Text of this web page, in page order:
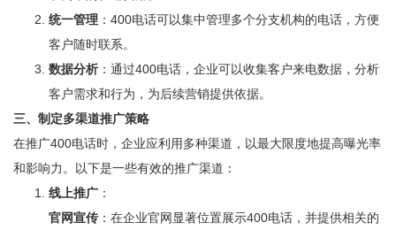
统一管理 ：400电话可以集中管理多个分支机构的电话，方便
客户随时联系。
数据分析 ：通过400电话，企业可以收集客户来电数据，分析
客户需求和行为，为后续营销提供依据。
三、制定多渠道推广策略
在推广400电话时，企业应利用多种渠道，以最大限度地提高曝光率
和影响力。以下是一些有效的推广渠道：
线上推广 ：
官网宣传 ：在企业官网显著位置展示400电话，并提供相关的